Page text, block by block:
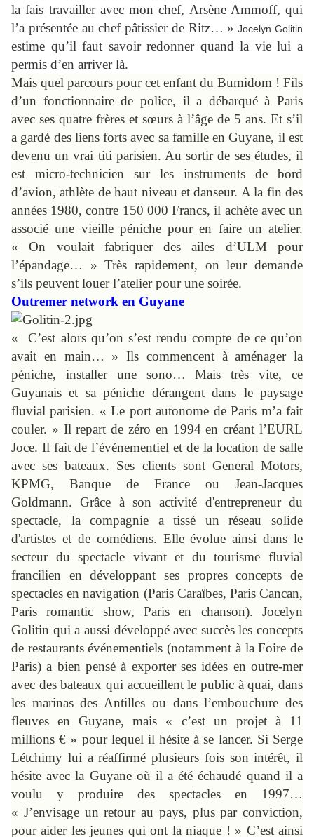
la fais travailler avec mon chef, Arsène Ammoff, qui
l’a présentée au chef pâtissier de Ritz… » Jocelyn Golitin
estime qu’il faut savoir redonner quand la vie lui a
permis d’en arriver là.
Mais quel parcours pour cet enfant du Bumidom ! Fils
d’un fonctionnaire de police, il a débarqué à Paris
avec ses quatre frères et sœurs à l’âge de 5 ans. Et s’il
a gardé des liens forts avec sa famille en Guyane, il est
devenu un vrai titi parisien. Au sortir de ses études, il
est micro-technicien sur les instruments de bord
d’avion, athlète de haut niveau et danseur. A la fin des
années 1980, contre 150 000 Francs, il achète avec un
associé une vieille péniche pour en faire un atelier.
« On voulait fabriquer des ailes d’ULM pour
l’épandage… » Très rapidement, on leur demande
s’ils peuvent louer l’atelier pour une soirée.
Outremer network en Guyane
« C’est alors qu’on s’est rendu compte de ce qu’on
avait en main… » Ils commencent à aménager la
péniche, installer une sono… Mais très vite, ce
Guyanais et sa péniche dérangent dans le paysage
fluvial parisien. « Le port autonome de Paris m’a fait
couler. » Il repart de zéro en 1994 en créant l’EURL
Joce. Il fait de l’événementiel et de la location de salle
avec ses bateaux. Ses clients sont General Motors,
KPMG, Banque de France ou Jean-Jacques
Goldmann. Grâce à son activité d'entrepreneur du
spectacle, la compagnie a tissé un réseau solide
d'artistes et de comédiens. Elle évolue ainsi dans le
secteur du spectacle vivant et du tourisme fluvial
francilien en développant ses propres concepts de
spectacles en navigation (Paris Caraïbes, Paris Cancan,
Paris romantic show, Paris en chanson). Jocelyn
Golitin qui a aussi développé avec succès les concepts
de restaurants événementiels (notamment à la Foire de
Paris) a bien pensé à exporter ses idées en outre-mer
avec des bateaux qui accueillent le public à quai, dans
les marinas des Antilles ou dans l’embouchure des
fleuves en Guyane, mais « c’est un projet à 11
millions € » pour lequel il hésite à se lancer. Si Serge
Létchimy lui a réaffirmé plusieurs fois son intérêt, il
hésite avec la Guyane où il a été échaudé quand il a
voulu y produire des spectacles en 1997…
« J’envisage un retour au pays, plus par conviction,
pour aider les jeunes qui ont la niaque ! » C’est ainsi